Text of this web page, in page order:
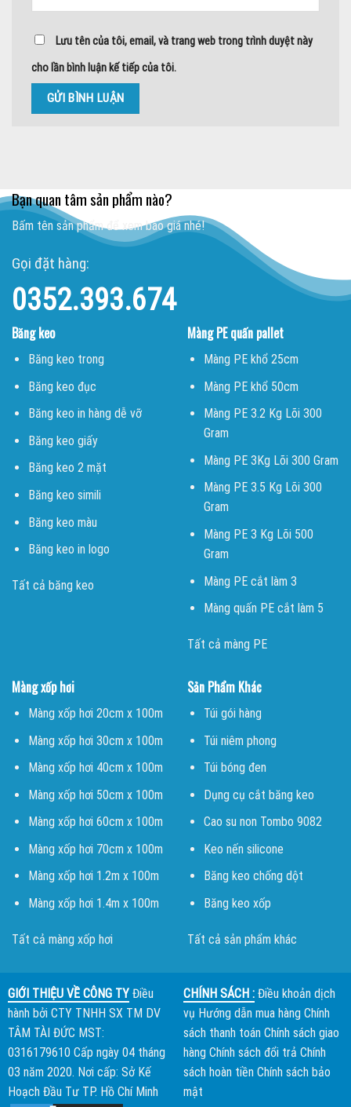
Lưu tên của tôi, email, và trang web trong trình duyệt này
cho lần bình luận kế tiếp của tôi.
Bạn quan tâm sản phẩm nào?
Bấm tên sản phẩm để xem báo giá nhé!
Gọi đặt hàng:
0352.393.674
Băng keo
Băng keo trong
Băng keo đục
Băng keo in hàng dễ vỡ
Băng keo giấy
Băng keo 2 mặt
Băng keo simili
Băng keo màu
Băng keo in logo
Tất cả băng keo
Màng PE quấn pallet
Màng PE khổ 25cm
Màng PE khổ 50cm
Màng PE 3.2 Kg Lõi 300
Gram
Màng PE 3Kg Lõi 300 Gram
Màng PE 3.5 Kg Lõi 300
Gram
Màng PE 3 Kg Lõi 500
Gram
Màng PE cắt làm 3
Màng quấn PE cắt làm 5
Tất cả màng PE
Màng xốp hơi
Màng xốp hơi 20cm x 100m
Màng xốp hơi 30cm x 100m
Màng xốp hơi 40cm x 100m
Màng xốp hơi 50cm x 100m
Màng xốp hơi 60cm x 100m
Màng xốp hơi 70cm x 100m
Màng xốp hơi 1.2m x 100m
Màng xốp hơi 1.4m x 100m
Tất cả màng xốp hơi
Sản Phẩm Khác
Túi gói hàng
Túi niêm phong
Túi bóng đen
Dụng cụ cắt băng keo
Cao su non Tombo 9082
Keo nến silicone
Băng keo chống dột
Băng keo xốp
Tất cả sản phẩm khác
GIỚI THIỆU VỀ CÔNG TYĐiều
hành bởi CTY TNHH SX TM DV
TÂM TÀI ĐỨC MST:
0316179610 Cấp ngày 04 tháng
03 năm 2020. Nơi cấp: Sở Kế
Hoạch Đầu Tư TP. Hồ Chí Minh
CHÍNH SÁCH : Điều khoản dịch
vụ Hướng dẫn mua hàng Chính
sách thanh toán Chính sách giao
hàng Chính sách đổi trả Chính
sách hoàn tiền Chính sách bảo
mật